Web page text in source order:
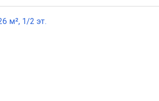
м², 1/2 эт.